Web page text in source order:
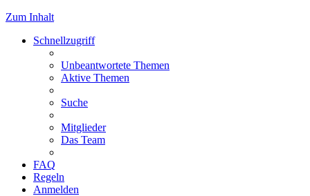
Zum Inhalt
Schnellzugriff
Unbeantwortete Themen
Aktive Themen
Suche
Mitglieder
Das Team
FAQ
Regeln
Anmelden